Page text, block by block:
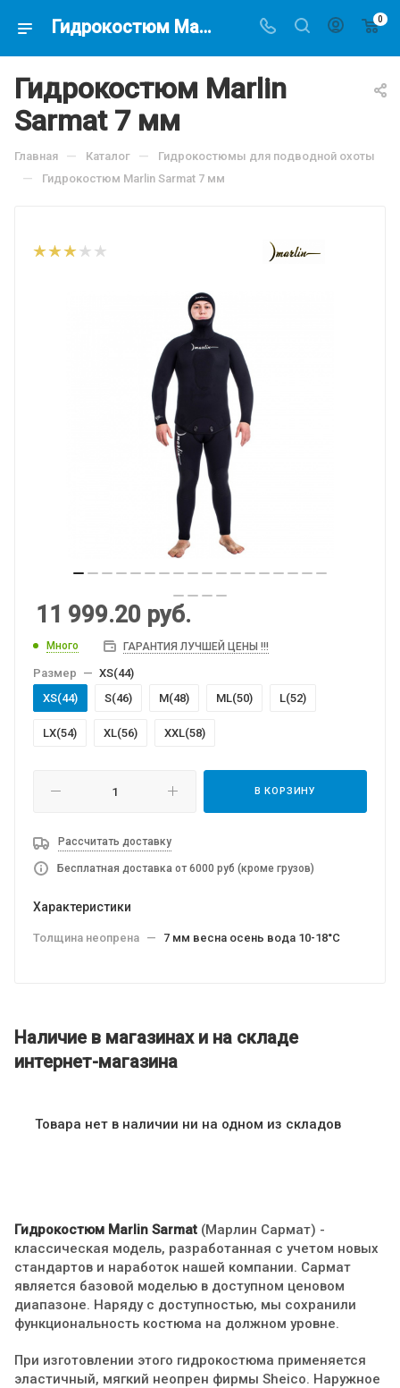
Гидрокостюм Marlin Sarmat 7 мм. купить в интернет-магазине подводной охоты Водолаз.РФ в Москве. - 0
Гидрокостюм Marlin
Sarmat 7 мм
Главная — Каталог — Гидрокостюмы для подводной охоты
— Гидрокостюм Marlin Sarmat 7 мм
11 999.20 руб.
Много ГАРАНТИЯ ЛУЧШЕЙ ЦЕНЫ !!!
Размер — XS(44)
XS(44)
S(46) M(48) МL(50) L(52)
LХ(54) XL(56) XXL(58)
В КОРЗИНУ
Рассчитать доставку
Бесплатная доставка от 6000 руб (кроме грузов)
Характеристики
Толщина неопрена — 7 мм весна осень вода 10-18°C
Наличие в магазинах и на складе
интернет-магазина
Товара нет в наличии ни на одном из складов
Гидрокостюм Marlin Sarmat (Марлин Сармат) -
классическая модель, разработанная с учетом новых
стандартов и наработок нашей компании. Сармат
является базовой моделью в доступном ценовом
диапазоне. Наряду с доступностью, мы сохранили
функциональность костюма на должном уровне.
При изготовлении этого гидрокостюма применяется
эластичный, мягкий неопрен фирмы Sheico. Наружное